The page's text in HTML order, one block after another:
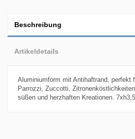
Beschreibung
Artikeldetails
Aluminiumform mit Antihaftrand, perfekt
Parrozzi, Zuccotti,
süßen und herzhaften Kreationen.